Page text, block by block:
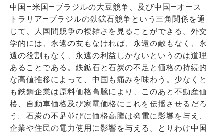
中国―米国―ブラジルの大豆競争、及び中国―オース
トラリア―ブラジルの鉄鉱石競争という三角関係を通
じて、大国間競争の複雑さを見ることができる。外交
学的には、永遠の友もなければ、永遠の敵もなく、永
遠の役割もなく、永遠の利益しかないというのは道理
あることである。鉄鉱石と石炭の不足と価格の持続的
な高値推移によって、中国も痛みを味わう。少なくと
も鉄鋼企業は原料価格高騰により、このあと不動産価
格、自動車価格及び家電価格にこれを伝播させるだろ
う。石炭の不足並びに価格高騰は発電に影響を与え、
企業や住民の電力使用に影響を与える。とりわけ中国